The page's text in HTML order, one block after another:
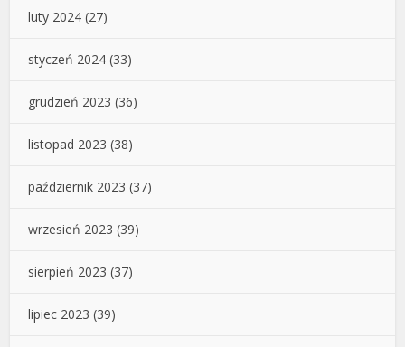
luty 2024 (27)
styczeń 2024 (33)
grudzień 2023 (36)
listopad 2023 (38)
październik 2023 (37)
wrzesień 2023 (39)
sierpień 2023 (37)
lipiec 2023 (39)